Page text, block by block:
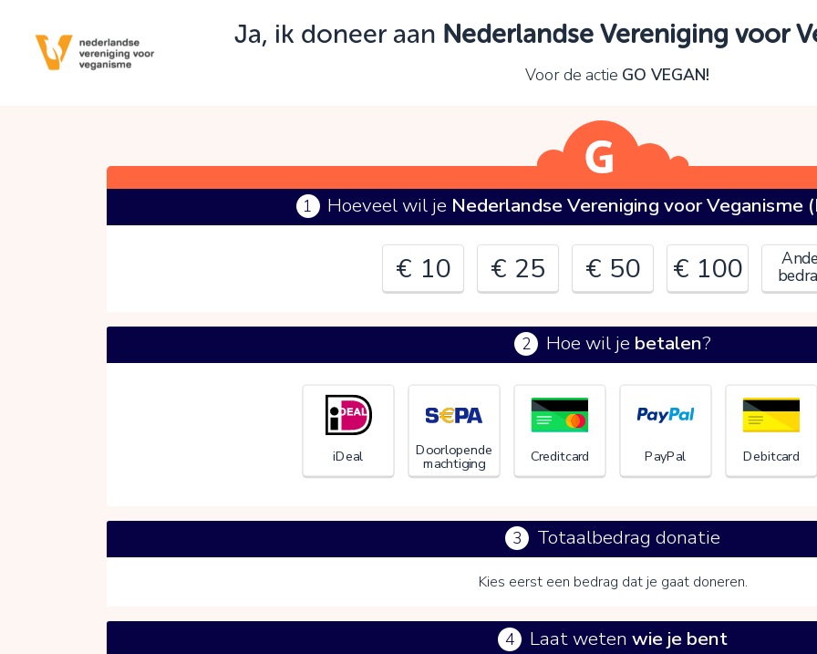
Ja, ik doneer aan Nederlandse Vereniging voor
Voor de actie GO VEGAN!
1 Hoeveel wil je Nederlandse Vereniging voor Veganisme
€ 10 € 25 € 50 € 100
€
2 Hoe wil je betalen?
iDeal Doorlopende
machtiging Creditcard PayPal Debitcard
3 Totaalbedrag donatie
Kies eerst een bedrag dat je gaat doneren.
Nederlandse Vereniging voor Veganisme (NVV)
4 Laat weten wie je bent
Oeps!
Je kunt nog niet verder vanwege:
OK